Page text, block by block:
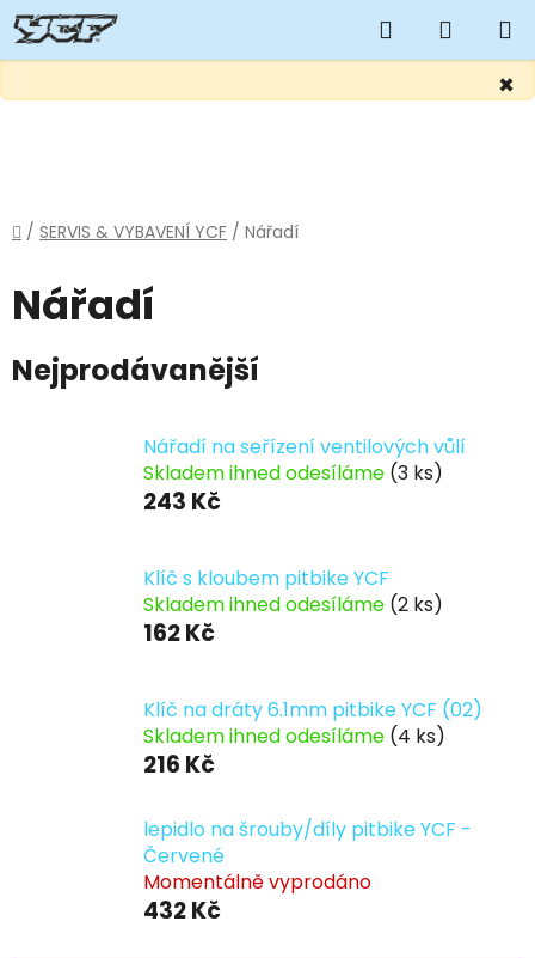
×
Hledat
KOŠÍK
Domů
/ SERVIS & VYBAVENÍ YCF / Nářadí
Nářadí
Nejprodávanější
Nářadí na seřízení ventilových vůlí
Skladem ihned odesíláme (3 ks)
243 Kč
Klíč s kloubem pitbike YCF
Skladem ihned odesíláme (2 ks)
162 Kč
Klíč na dráty 6.1mm pitbike YCF (02)
Skladem ihned odesíláme (4 ks)
216 Kč
lepidlo na šrouby/díly pitbike YCF -
Červené
Momentálně vyprodáno
432 Kč